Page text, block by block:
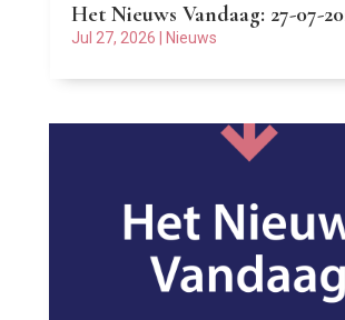
Het Nieuws Vandaag: 27-07-
Jul 27, 2026 Nieuws